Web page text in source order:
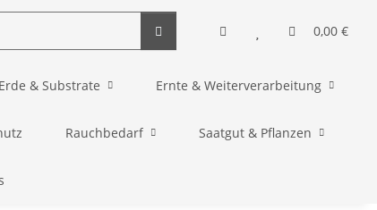
0,00 €
Erde & Substrate Ernte & Weiterverarbeitung
Rauchbedarf Saatgut & Pflanzen